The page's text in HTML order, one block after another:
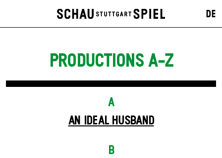
DE
PRODUCTIONS A-Z
A
AN IDEAL HUSBAND
B